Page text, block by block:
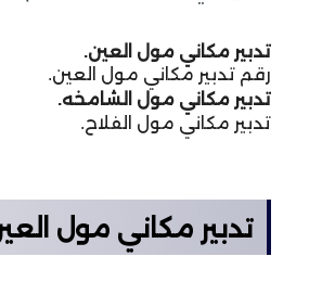
تدبير مكاني مول العين.
رقم تدبير مكاني مول العين.
تدبير مكاني مول الشامخه.
تدبير مكاني مول الفلاح.
تدبير مكاني مول